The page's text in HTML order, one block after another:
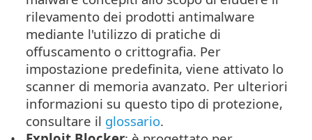
rilevamento dei prodotti antimalware
mediante l'utilizzo di pratiche di
offuscamento o crittografia. Per
impostazione predefinita, viene attivato lo
scanner di memoria avanzato. Per ulteriori
informazioni su questo tipo di protezione,
consultare il glossario.